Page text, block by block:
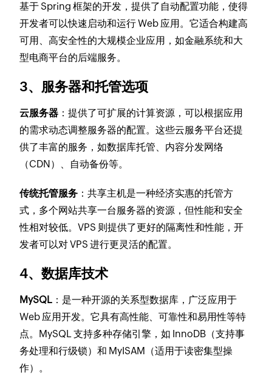
基于 Spring 框架的开发，提供了自动配置功能，使得
开发者可以快速启动和运行 Web 应用。它适合构建高
可用、高安全性的大规模企业应用，如金融系统和大
型电商平台的后端服务。
3、服务器和托管选项
云服务器 ：提供了可扩展的计算资源，可以根据应用
的需求动态调整服务器的配置。这些云服务平台还提
供了丰富的服务，如数据库托管、内容分发网络
（CDN）、自动备份等。
传统托管服务 ：共享主机是一种经济实惠的托管方
式，多个网站共享一台服务器的资源，但性能和安全
性相对较低。VPS 则提供了更好的隔离性和性能，开
发者可以对 VPS 进行更灵活的配置。
4、数据库技术
MySQL ：是一种开源的关系型数据库，广泛应用于
Web 应用开发。它具有高性能、可靠性和易用性等特
点。MySQL 支持多种存储引擎，如 InnoDB（支持事
务处理和行级锁）和 MyISAM（适用于读密集型操
作）。